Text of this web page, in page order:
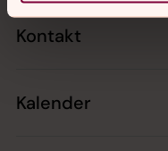
Kontakt
Kalender